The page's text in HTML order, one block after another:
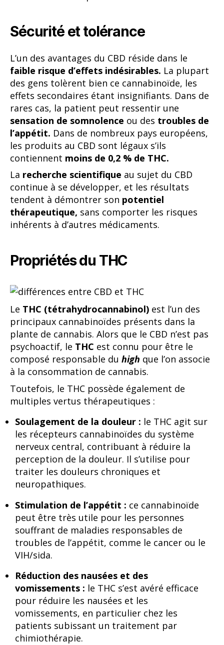
Sécurité et tolérance
L’un des avantages du CBD réside dans le
faible risque d’effets indésirables. La plupart
des gens tolèrent bien ce cannabinoïde, les
effets secondaires étant insignifiants. Dans de
rares cas, la patient peut ressentir une
sensation de somnolence ou des troubles de
l’appétit. Dans de nombreux pays européens,
les produits au CBD sont légaux s’ils
contiennent moins de 0,2 % de THC.
La recherche scientifique au sujet du CBD
continue à se développer, et les résultats
tendent à démontrer son potentiel
thérapeutique, sans comporter les risques
inhérents à d’autres médicaments.
Propriétés du THC
Le THC (tétrahydrocannabinol) est l’un des
principaux cannabinoïdes présents dans la
plante de cannabis. Alors que le CBD n’est pas
psychoactif, le THC est connu pour être le
composé responsable du high que l’on associe
à la consommation de cannabis.
Toutefois, le THC possède également de
multiples vertus thérapeutiques :
Soulagement de la douleur : le THC agit sur
les récepteurs cannabinoïdes du système
nerveux central, contribuant à réduire la
perception de la douleur. Il s’utilise pour
traiter les douleurs chroniques et
neuropathiques.
Stimulation de l’appétit : ce cannabinoïde
peut être très utile pour les personnes
souffrant de maladies responsables de
troubles de l’appétit, comme le cancer ou le
VIH/sida.
Réduction des nausées et des
vomissements : le THC s’est avéré efficace
pour réduire les nausées et les
vomissements, en particulier chez les
patients subissant un traitement par
chimiothérapie.